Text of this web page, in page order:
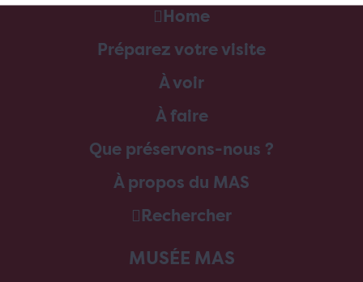
Home
Préparez votre visite
À voir
À faire
Que préservons-nous ?
À propos du MAS
Rechercher
MUSÉE MAS